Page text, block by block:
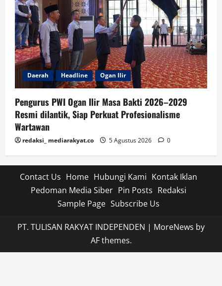
Daerah Headline Ogan Ilir
Pengurus PWI Ogan Ilir Masa Bakti 2026–2029
Resmi dilantik, Siap Perkuat Profesionalisme
Wartawan
redaksi_ mediarakyat.co 5 Agustus 2026 0
Contact Us Home Hubungi Kami Kontak Iklan
Pedoman Media Siber Pin Posts Redaksi
Sample Page Subscribe Us
PT. TULISAN RAKYAT INDEPENDEN | MoreNews by
AF themes.